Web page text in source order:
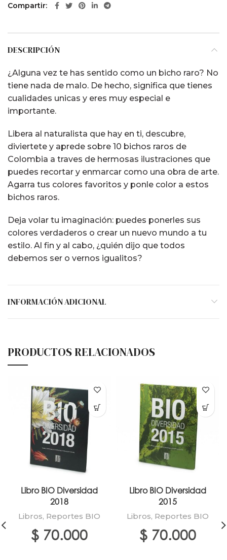
Compartir
DESCRIPCIÓN
¿Alguna vez te has sentido como un bicho raro? No
tiene nada de malo. De hecho, significa que tienes
cualidades unicas y eres muy especial e
importante.
Libera al naturalista que hay en ti, descubre,
diviertete y aprede sobre 10 bichos raros de
Colombia a traves de hermosas ilustraciones que
puedes recortar y enmarcar como una obra de arte.
Agarra tus colores favoritos y ponle color a estos
bichos raros.
Deja volar tu imaginación: puedes ponerles sus
colores verdaderos o crear un nuevo mundo a tu
estilo. Al fin y al cabo, ¿quién dijo que todos
debemos ser o vernos igualitos?
INFORMACIÓN ADICIONAL
PRODUCTOS RELACIONADOS
Libro BIO Diversidad
2018
Libros, Reportes BIO
$ 70.000
Libro BIO Diversidad
2015
Libros, Reportes BIO
$ 70.000